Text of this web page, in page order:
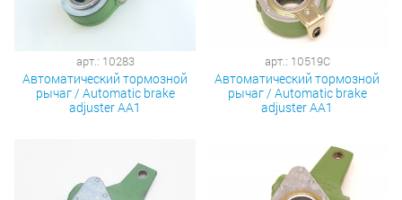
арт.: 10283
Автоматический тормозной
рычаг / Automatic brake
adjuster AA1
арт.: 10519C
Автоматический тормозной
рычаг / Automatic brake
adjuster AA1